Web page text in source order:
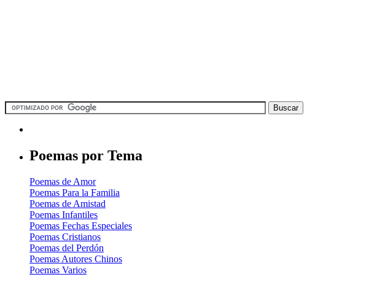
Poemas por Tema
Poemas de Amor
Poemas Para la Familia
Poemas de Amistad
Poemas Infantiles
Poemas Fechas Especiales
Poemas Cristianos
Poemas del Perdón
Poemas Autores Chinos
Poemas Varios